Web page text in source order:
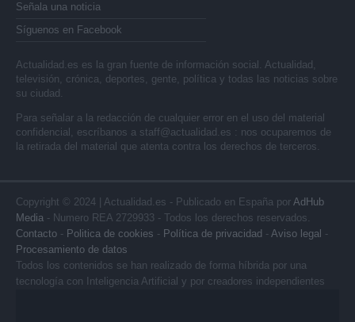
Señala una noticia
Síguenos en Facebook
Actualidad.es es la gran fuente de información social. Actualidad,
televisión, crónica, deportes, gente, política y todas las noticias sobre
su ciudad.
Para señalar a la redacción de cualquier error en el uso del material
confidencial, escríbanos a staff@actualidad.es : nos ocuparemos de
la retirada del material que atenta contra los derechos de terceros.
Copyright © 2024 | Actualidad.es - Publicado en España por AdHub
Media - Numero REA 2729933 - Todos los derechos reservados.
Contacto - Politica de cookies - Política de privacidad - Aviso legal -
Procesamiento de datos
Todos los contenidos se han realizado de forma híbrida por una
tecnología con Inteligencia Artificial y por creadores independientes